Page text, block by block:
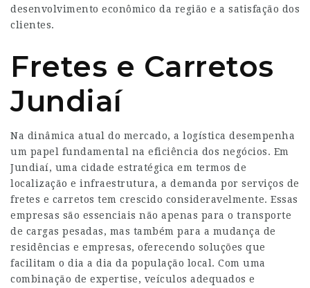
desenvolvimento econômico da região e a satisfação dos
clientes.
Fretes e Carretos
Jundiaí
Na dinâmica atual do mercado, a logística desempenha
um papel fundamental na eficiência dos negócios. Em
Jundiaí, uma cidade estratégica em termos de
localização e infraestrutura, a demanda por serviços de
fretes e carretos tem crescido consideravelmente. Essas
empresas são essenciais não apenas para o transporte
de cargas pesadas, mas também para a mudança de
residências e empresas, oferecendo soluções que
facilitam o dia a dia da população local. Com uma
combinação de expertise, veículos adequados e